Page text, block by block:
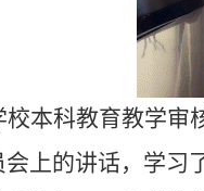
校本科教育教学审
上的讲话，学习